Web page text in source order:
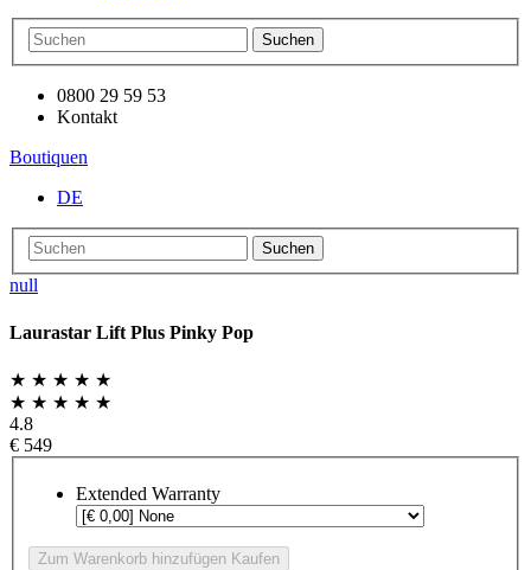
Suchen
0800 29 59 53
Kontakt
Boutiquen
DE
Suchen
null
Laurastar Lift Plus Pinky Pop
★ ★ ★ ★ ★
★ ★ ★ ★ ★
4.8
€ 549
Extended Warranty
Zum Warenkorb hinzufügen Kaufen